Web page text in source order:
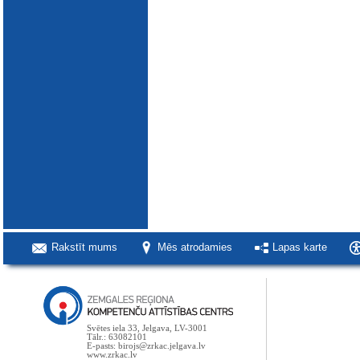
Rakstīt mums Mēs atrodamies Lapas karte
Svētes iela 33, Jelgava, LV-3001
Tālr.: 63082101
E-pasts: birojs@zrkac.jelgava.lv
www.zrkac.lv